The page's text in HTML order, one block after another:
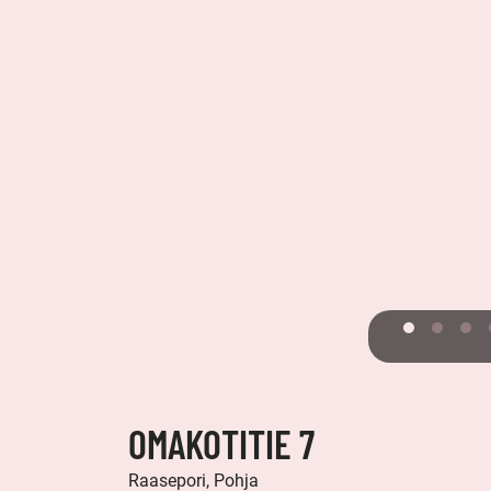
OMAKOTITIE 7
Raasepori, Pohja